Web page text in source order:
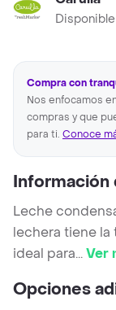
Compra con
Nos enfocamos
compras y que
para ti. Conoce
Información
Leche
lechera tiene la
ideal para...Ver
Opciones